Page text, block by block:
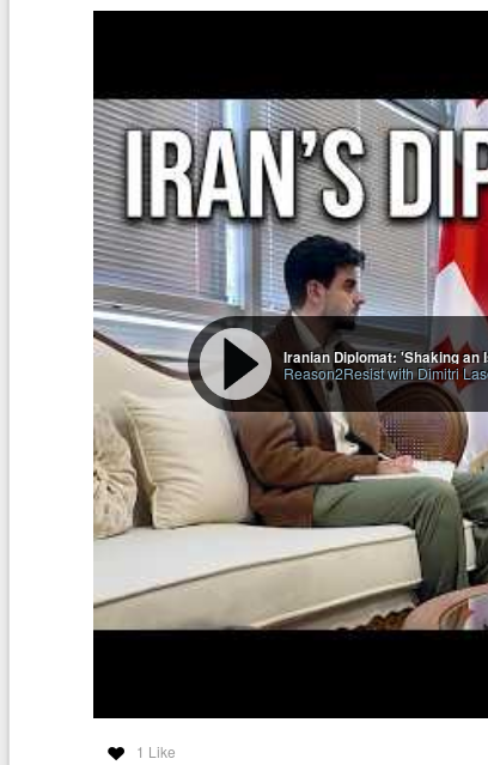
Iranian Diplomat: 'Shaking
Reason2Resist with Dimitri
1 Like